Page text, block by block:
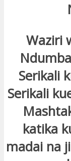
Waziri
Serikali
Serikali
katika
madai na